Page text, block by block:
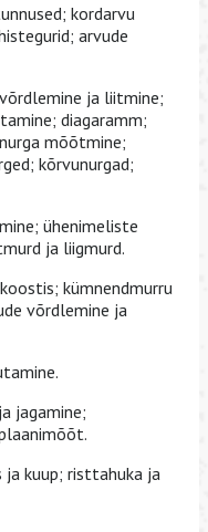
kordarvu
arvude
ja liitmine;
diagaramm;
mõõtmine;
kõrvunurgad;
ühenimeliste
ja liigmurd.
kümnendmurru
võrdlemine ja
jagamine;
ja kuup; risttahuka ja